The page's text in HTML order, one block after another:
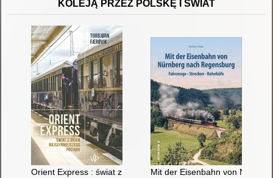
KOLEJĄ PRZEZ POLSKĘ I ŚWIAT
Orient Express : świat z okien najsłynniejszego pociągu
Mit der Eisenbahn von